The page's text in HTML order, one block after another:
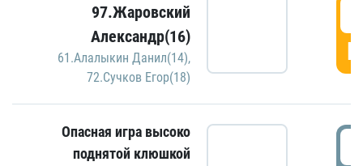
97.Жаровский
Александр(16)
61.Алалыкин Данил(14),
72.Сучков Егор(18)
Опасная игра высоко
поднятой клюшкой